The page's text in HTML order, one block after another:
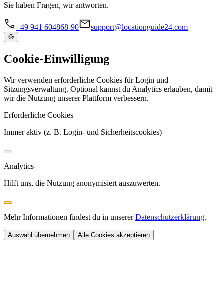
Sie haben Fragen, wir antworten.
+49 941 604868-90 support@locationguide24.com
🍪
Cookie-Einwilligung
Wir verwenden erforderliche Cookies für Login und
Sitzungsverwaltung. Optional kannst du Analytics erlauben, damit
wir die Nutzung unserer Plattform verbessern.
Erforderliche Cookies
Immer aktiv (z. B. Login- und Sicherheitscookies)
Analytics
Hilft uns, die Nutzung anonymisiert auszuwerten.
Mehr Informationen findest du in unserer Datenschutzerklärung.
Auswahl übernehmen Alle Cookies akzeptieren